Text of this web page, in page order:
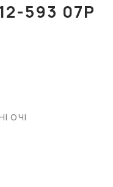
593 07P
ОЧІ